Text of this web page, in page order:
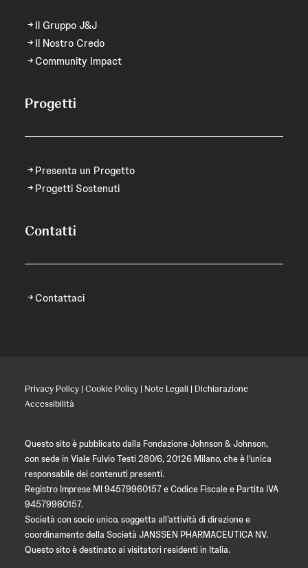
Il Gruppo J&J
Il Nostro Credo
Community Impact
Progetti
Presenta un Progetto
Progetti Sostenuti
Contatti
Contattaci
Privacy Policy | Cookie Policy | Note Legali | Dichiarazione
Accessibilità
Questo sito è pubblicato dalla Fondazione Johnson & Johnson,
con sede in Viale Fulvio Testi 280/6, 20126 Milano, che è l’unica
responsabile dei contenuti presenti.
Registro Imprese MI 94579960157 e Codice Fiscale e Partita IVA
94579960157.
Società con socio unico, soggetta all’attività di direzione e
coordinamento della Società JANSSEN PHARMACEUTICA NV.
Questo sito è destinato ai visitatori residenti in Italia.